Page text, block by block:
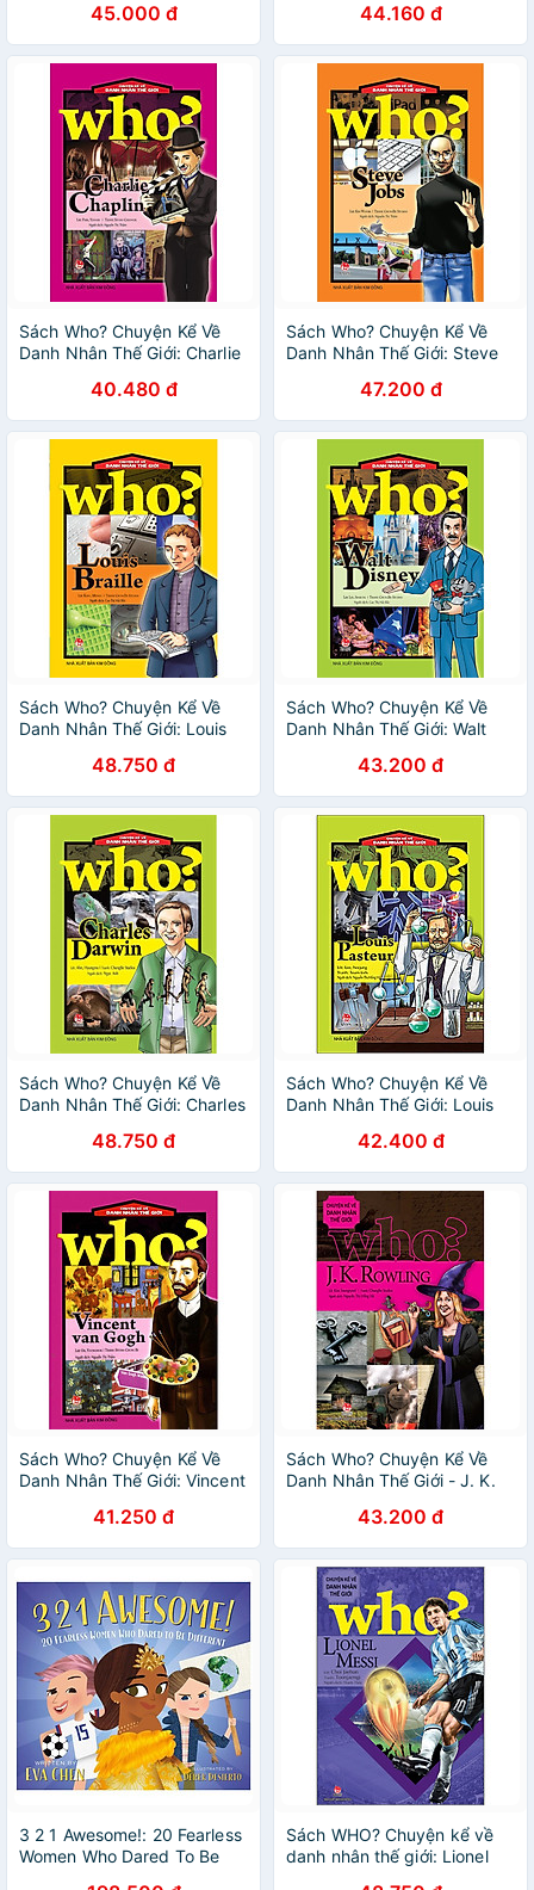
45.000 đ 44.160 đ
Sách Who? Chuyện Kể Về
Danh Nhân Thế Giới: Charlie
40.480 đ
Sách Who? Chuyện Kể Về
Danh Nhân Thế Giới: Steve
47.200 đ
Sách Who? Chuyện Kể Về
Danh Nhân Thế Giới: Louis
48.750 đ
Sách Who? Chuyện Kể Về
Danh Nhân Thế Giới: Walt
43.200 đ
Sách Who? Chuyện Kể Về
Danh Nhân Thế Giới: Charles
48.750 đ
Sách Who? Chuyện Kể Về
Danh Nhân Thế Giới: Louis
42.400 đ
Sách Who? Chuyện Kể Về
Danh Nhân Thế Giới: Vincent
41.250 đ
Sách Who? Chuyện Kể Về
Danh Nhân Thế Giới - J. K.
43.200 đ
3 2 1 Awesome!: 20 Fearless
Women Who Dared To Be
Sách WHO? Chuyện kể về
danh nhân thế giới: Lionel